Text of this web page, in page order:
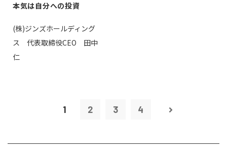
本気は自分への投資
(株)ジンズホールディング
ス 代表取締役CEO 田中
仁
1 2 3 4